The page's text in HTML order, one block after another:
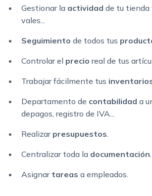
Gestionar la actividad de tu tienda
vales...
Seguimiento de todos tus
Controlar el precio real de tus
Trabajar fácilmente tus
Departamento de contabilidad a
depagos, registro de IVA...
Realizar presupuestos.
Centralizar toda la documentación.
Asignar tareas a empleados.